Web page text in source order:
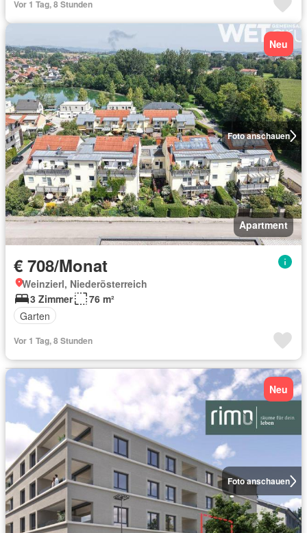
Vor 1 Tag, 8 Stunden
Foto anschauen
Neu
Apartment
€ 708/Monat
Weinzierl, Niederösterreich
3 Zimmer
76 m²
Garten
Vor 1 Tag, 8 Stunden
Foto anschauen
Neu